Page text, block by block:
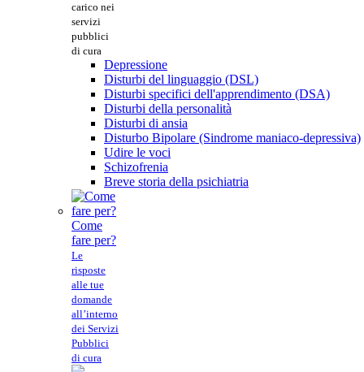
carico nei
servizi
pubblici
di cura
Depressione
Disturbi del linguaggio (DSL)
Disturbi specifici dell'apprendimento (DSA)
Disturbi della personalità
Disturbi di ansia
Disturbo Bipolare (Sindrome maniaco-depressiva)
Udire le voci
Schizofrenia
Breve storia della psichiatria
Come
fare per?
Le
risposte
alle tue
domande
all’interno
dei Servizi
Pubblici
di cura